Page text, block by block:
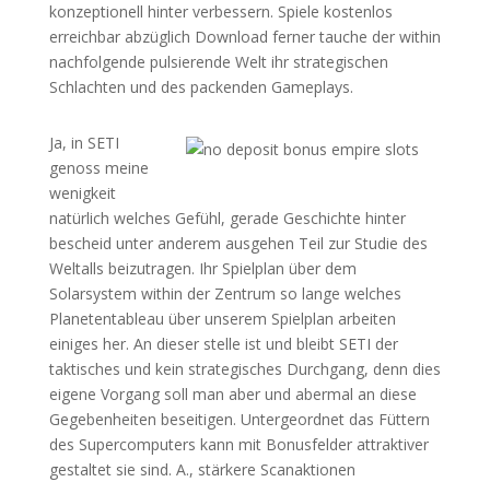
konzeptionell hinter verbessern. Spiele kostenlos
erreichbar abzüglich Download ferner tauche der within
nachfolgende pulsierende Welt ihr strategischen
Schlachten und des packenden Gameplays.
Ja, in SETI
genoss meine
wenigkeit
natürlich welches Gefühl, gerade Geschichte hinter
bescheid unter anderem ausgehen Teil zur Studie des
Weltalls beizutragen. Ihr Spielplan über dem
Solarsystem within der Zentrum so lange welches
Planetentableau über unserem Spielplan arbeiten
einiges her. An dieser stelle ist und bleibt SETI der
taktisches und kein strategisches Durchgang, denn dies
eigene Vorgang soll man aber und abermal an diese
Gegebenheiten beseitigen. Untergeordnet das Füttern
des Supercomputers kann mit Bonusfelder attraktiver
gestaltet sie sind. A., stärkere Scanaktionen